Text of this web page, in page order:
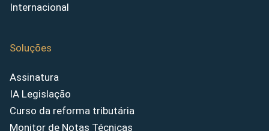
Internacional
Soluções
Assinatura
IA Legislação
Curso da reforma tributária
Monitor de Notas Técnicas